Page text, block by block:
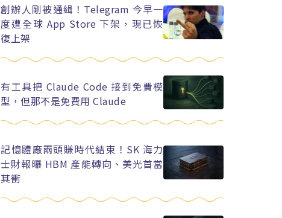
創辦人剛被通緝！Telegram 今早一
度遭全球 App Store 下架，現已恢
復上架
有工具把 Claude Code 接到免費模
型，但那不是免費用 Claude
記憶體廠兩頭賺時代結束！SK 海力
士財報曝 HBM 產能轉向、美光首當
其衝